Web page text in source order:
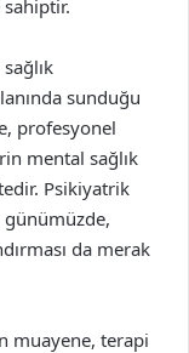
sunduğu
profesyonel
mental sağlık
Psikiyatrik
günümüzde,
da merak
muayene, terapi